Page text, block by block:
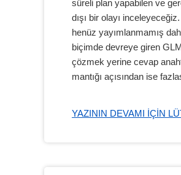
süreli plan yapabilen ve
dışı bir olayı
henüz yayımlanmamış
biçimde devreye giren
çözmek yerine cevap
mantığı açısından ise
YAZININ DEVAMI IÇIN